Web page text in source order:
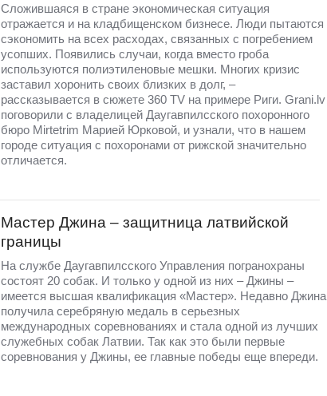
Сложившаяся в стране экономическая ситуация
отражается и на кладбищенском бизнесе. Люди пытаются
сэкономить на всех расходах, связанных с погребением
усопших. Появились случаи, когда вместо гроба
используются полиэтиленовые мешки. Многих кризис
заставил хоронить своих близких в долг, –
рассказывается в сюжете 360 TV на примере Риги. Grani.lv
поговорили с владелицей Даугавпилсского похоронного
бюро Mirtetrim Марией Юрковой, и узнали, что в нашем
городе ситуация с похоронами от рижской значительно
отличается.
Мастер Джина – защитница латвийской
границы
На службе Даугавпилсского Управления погранохраны
состоят 20 собак. И только у одной из них – Джины –
имеется высшая квалификация «Мастер». Недавно Джина
получила серебряную медаль в серьезных
международных соревнованиях и стала одной из лучших
служебных собак Латвии. Так как это были первые
соревнования у Джины, ее главные победы еще впереди.